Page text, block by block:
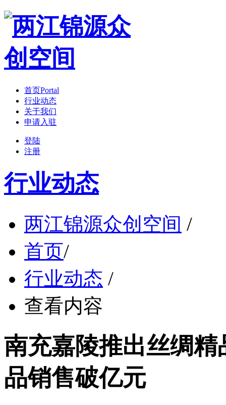
首页Portal
行业动态
关于我们
申请入驻
登陆
注册
行业动态
两江锦源众创空间 /
首页/
行业动态 /
查看内容
南充嘉陵推出丝绸
品销售破亿元